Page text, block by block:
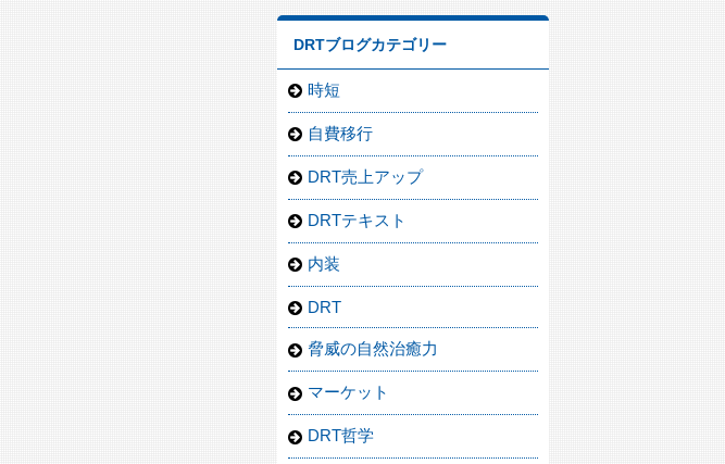
DRTブログカテゴリー
時短
自費移行
DRT売上アップ
DRTテキスト
内装
DRT
脅威の自然治癒力
マーケット
DRT哲学